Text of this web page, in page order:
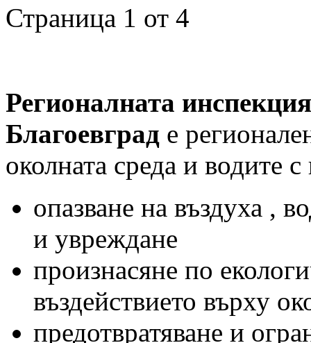
Страница 1 от 4
Регионалната
Благоевград е
околната среда и водите
опазване на въздуха ,
и увреждане
произнасяне по
въздействието върху
предотвратяване и